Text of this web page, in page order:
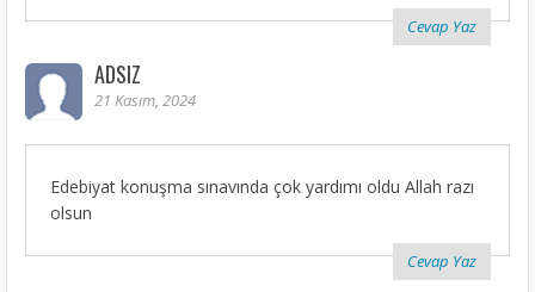
Cevap Yaz
ADSIZ
21 Kasım, 2024
Edebiyat konuşma sınavında çok yardımı oldu Allah razı
olsun
Cevap Yaz